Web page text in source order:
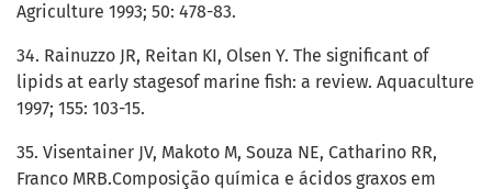
Agriculture 1993; 50: 478-83.
34. Rainuzzo JR, Reitan KI, Olsen Y. The significant of
lipids at early stagesof marine fish: a review. Aquaculture
1997; 155: 103-15.
35. Visentainer JV, Makoto M, Souza NE, Catharino RR,
Franco MRB.Composição química e ácidos graxos em